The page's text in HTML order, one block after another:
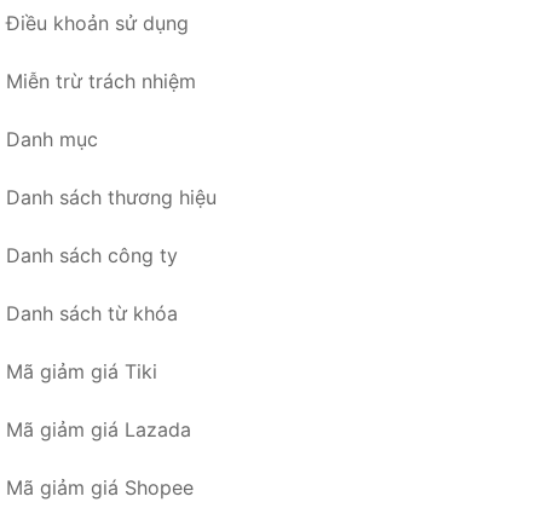
Điều khoản sử dụng
Miễn trừ trách nhiệm
Danh mục
Danh sách thương hiệu
Danh sách công ty
Danh sách từ khóa
Mã giảm giá Tiki
Mã giảm giá Lazada
Mã giảm giá Shopee